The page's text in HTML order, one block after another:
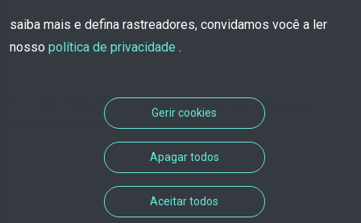
© COPYRIGHT 2026 - Todos os direitos
reservados a TROOV
saiba mais e defina rastreadores, convidamos você a ler
nosso política de privacidade .
Gerir cookies
Apagar todos
Aceitar todos